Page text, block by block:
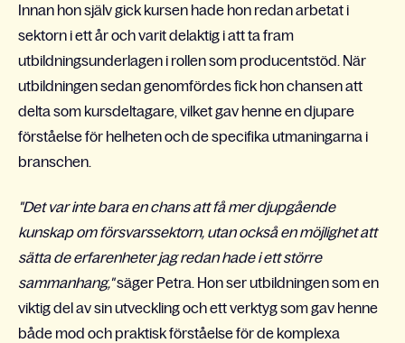
Innan hon själv gick kursen hade hon redan arbetat i
sektorn i ett år och varit delaktig i att ta fram
utbildningsunderlagen i rollen som producentstöd. När
utbildningen sedan genomfördes fick hon chansen att
delta som kursdeltagare, vilket gav henne en djupare
förståelse för helheten och de specifika utmaningarna i
branschen.
"Det var inte bara en chans att få mer djupgående
kunskap om försvarssektorn, utan också en möjlighet att
sätta de erfarenheter jag redan hade i ett större
sammanhang,"säger Petra. Hon ser utbildningen som en
viktig del av sin utveckling och ett verktyg som gav henne
både mod och praktisk förståelse för de komplexa